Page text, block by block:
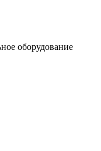
оборудование